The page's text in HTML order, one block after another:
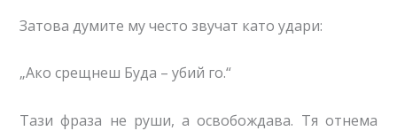
Затова думите му често звучат като удари:
„Ако срещнеш Буда – убий го.“
Тази фраза не руши, а освобождава. Тя отнема